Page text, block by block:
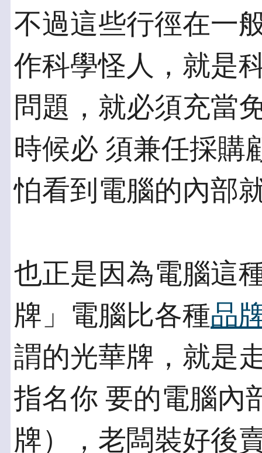
不過這些行徑在一
作科學怪人，就是
問題，就必須充當
時候必 須兼任採購
怕看到電腦的內部
也正是因為電腦這
牌」電腦比各種品
謂的光華牌，就是
指名你 要的電腦內
牌），老闆裝好後